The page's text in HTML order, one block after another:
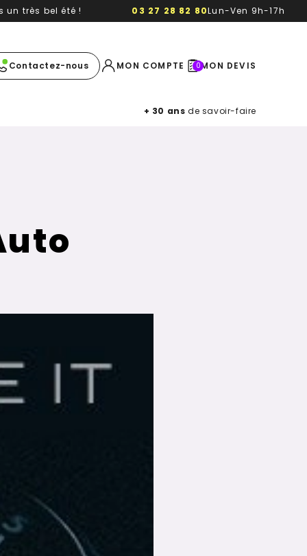
un très bel été !
03 27 28 82 80Lun-Ven 9h-17h
Contactez-nous MON COMPTE 0MON DEVIS
+ 30 ans de savoir-faire